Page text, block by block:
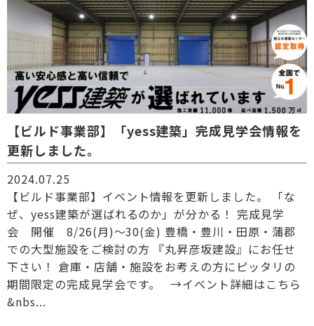
【ビルド事業部】「yess建築」完成見学会情報を
更新しました。
2024.07.25
【ビルド事業部】イベント情報を更新しました。 「な
ぜ、yess建築が選ばれるのか」が分かる！ 完成見学
会 開催 8/26(月)～30(金) 豊橋・豊川・田原・蒲郡
での大型施設をご検討の方 『丸昇彦坂建設』にお任せ
下さい！ 倉庫・店舗・施設をお考えの方にピッタリの
期間限定の完成見学会です。 →イベント詳細はこちら
&nbs...